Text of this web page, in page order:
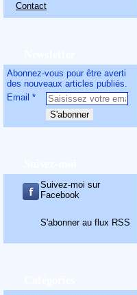
Contact
Abonnez-vous pour être averti
des nouveaux articles publiés.
Email
Suivez-moi sur
Facebook
S'abonner au flux RSS